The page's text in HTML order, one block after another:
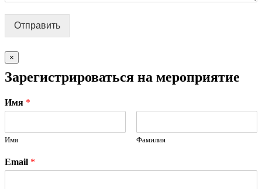
Отправить
×
Зарегистрироваться на мероприятие
Имя *
Имя Фамилия
Email *